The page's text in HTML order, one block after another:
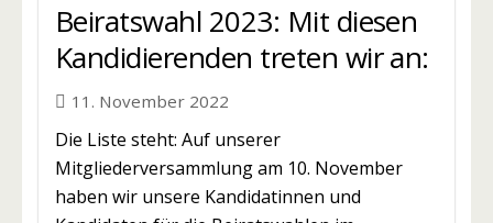
Beiratswahl 2023: Mit diesen
Kandidierenden treten wir an:
11. November 2022
Die Liste steht: Auf unserer
Mitgliederversammlung am 10. November
haben wir unsere Kandidatinnen und